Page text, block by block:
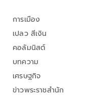
การเมือง
เปลว สีเงิน
คอลัมนิสต์
บทความ
เศรษฐกิจ
ข่าวพระราชสำนัก